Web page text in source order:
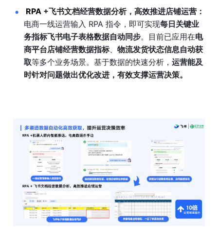
RPA +飞书文档经营数据分析，高效推进店铺运营：
电商一线运营输入 RPA 指令，即可实现每日关键业
务指标飞书电子表格数据自动同步。目前已应用在电
商平台店铺经营数据指标、 物流发货状态信息自动获
取等多个业务场景。基于数据的快速分析， 运营能及
时针对问题做出优化改进，有效支撑运营决策。